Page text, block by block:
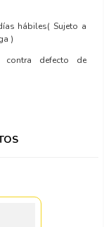
hábiles( Sujeto a
)
contra defecto de